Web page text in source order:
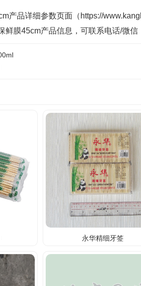
产品详细参数页面（https://
鲜膜45cm产品信息，可联系电话/微信
永华精细牙签